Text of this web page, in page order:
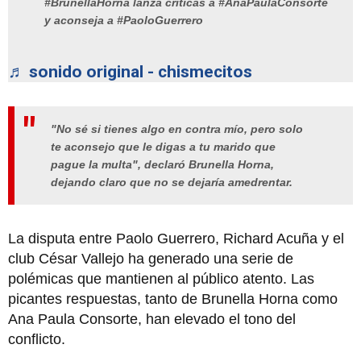
y aconseja a #PaoloGuerrero
♬ sonido original - chismecitos
"No sé si tienes algo en contra mío, pero solo
te aconsejo que le digas a tu marido que
pague la multa", declaró Brunella Horna,
dejando claro que no se dejaría amedrentar.
La disputa entre Paolo Guerrero, Richard Acuña y el
club César Vallejo ha generado una serie de
polémicas que mantienen al público atento. Las
picantes respuestas, tanto de Brunella Horna como
Ana Paula Consorte, han elevado el tono del
conflicto.